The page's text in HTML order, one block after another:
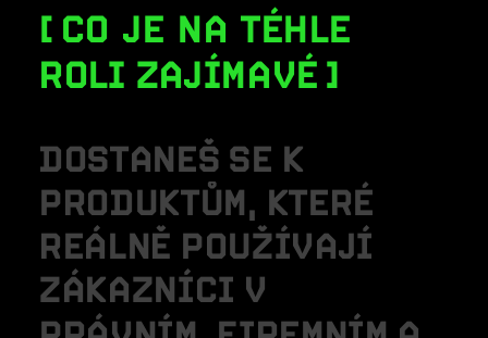
CO JE NA TÉHLE
ROLI ZAJÍMAVÉ
DOSTANEŠ SE K
PRODUKTŮM, KTERÉ
REÁLNĚ POUŽÍVAJÍ
ZÁKAZNÍCI V